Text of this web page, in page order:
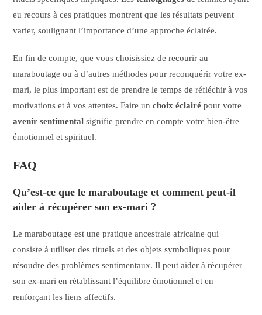
eu recours à ces pratiques montrent que les résultats peuvent
varier, soulignant l’importance d’une approche éclairée.
En fin de compte, que vous choisissiez de recourir au
maraboutage ou à d’autres méthodes pour reconquérir votre ex-
mari, le plus important est de prendre le temps de réfléchir à vos
motivations et à vos attentes. Faire unchoix éclairé pour votre
avenir sentimental signifie prendre en compte votre bien-être
émotionnel et spirituel.
FAQ
Qu’est-ce que le maraboutage et comment peut-il
aider à récupérer son ex-mari ?
Le maraboutage est une pratique ancestrale africaine qui
consiste à utiliser des rituels et des objets symboliques pour
résoudre des problèmes sentimentaux. Il peut aider à récupérer
son ex-mari en rétablissant l’équilibre émotionnel et en
renforçant les liens affectifs.